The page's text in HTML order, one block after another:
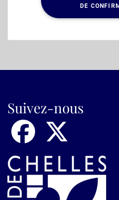
DE
Suivez-nous